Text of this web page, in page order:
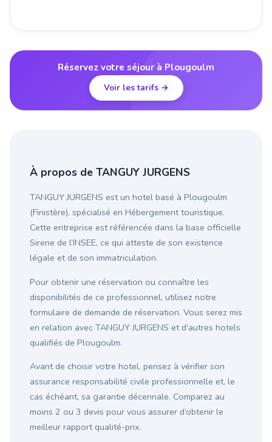
Réservez votre séjour à Plougoulm
Voir les tarifs →
À propos de TANGUY JURGENS
TANGUY JURGENS est un hotel basé à Plougoulm
(Finistère), spécialisé en Hébergement touristique.
Cette entreprise est référencée dans la base officielle
Sirene de l’INSEE, ce qui atteste de son existence
légale et de son immatriculation.
Pour obtenir une réservation ou connaître les
disponibilités de ce professionnel, utilisez notre
formulaire de demande de réservation. Vous serez mis
en relation avec TANGUY JURGENS et d’autres hotels
qualifiés de Plougoulm.
Avant de choisir votre hotel, pensez à vérifier son
assurance responsabilité civile professionnelle et, le
cas échéant, sa garantie décennale. Comparez au
moins 2 ou 3 devis pour vous assurer d’obtenir le
meilleur rapport qualité-prix.